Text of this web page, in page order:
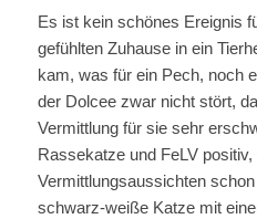
Es ist kein schönes Ereignis
gefühlten Zuhause in ein
kam, was für ein Pech, noch
der Dolcee zwar nicht stört,
Vermittlung für sie sehr
Rassekatze und FeLV positiv,
Vermittlungsaussichten
schwarz-weiße Katze mit